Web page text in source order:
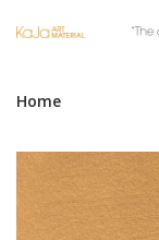
Home